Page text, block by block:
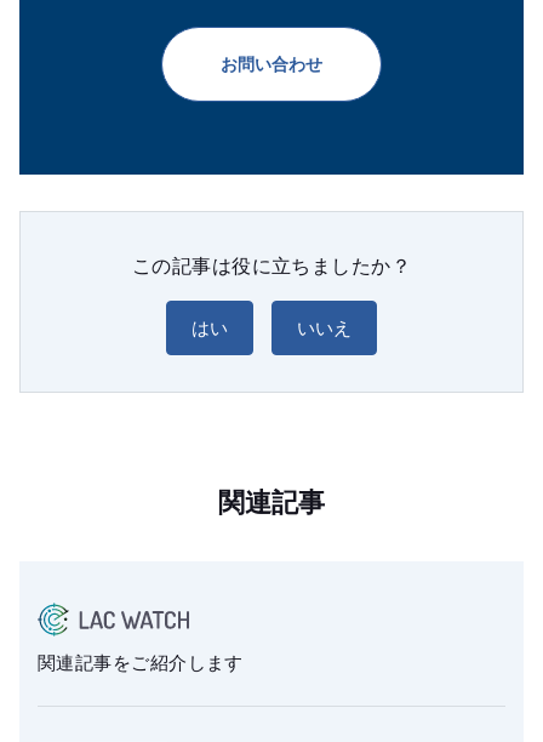
お問い合わせ
この記事は役に立ちましたか？
はい いいえ
関連記事
関連記事をご紹介します